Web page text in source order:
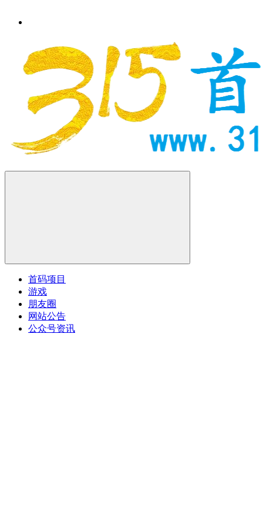
首码项目
游戏
朋友圈
网站公告
公众号资讯